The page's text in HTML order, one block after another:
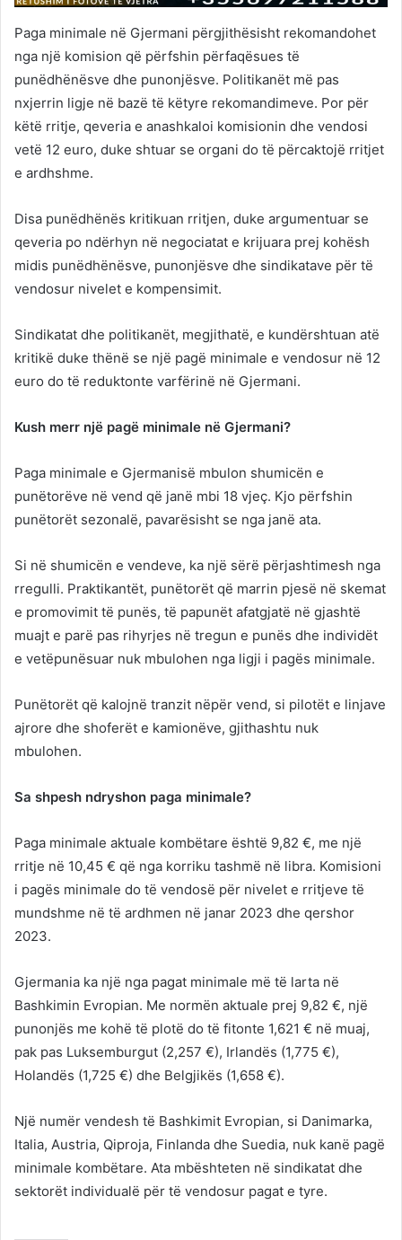
Paga minimale në Gjermani përgjithësisht rekomandohet
nga një komision që përfshin përfaqësues të
punëdhënësve dhe punonjësve. Politikanët më pas
nxjerrin ligje në bazë të këtyre rekomandimeve. Por për
këtë rritje, qeveria e anashkaloi komisionin dhe vendosi
vetë 12 euro, duke shtuar se organi do të përcaktojë rritjet
e ardhshme.
Disa punëdhënës kritikuan rritjen, duke argumentuar se
qeveria po ndërhyn në negociatat e krijuara prej kohësh
midis punëdhënësve, punonjësve dhe sindikatave për të
vendosur nivelet e kompensimit.
Sindikatat dhe politikanët, megjithatë, e kundërshtuan atë
kritikë duke thënë se një pagë minimale e vendosur në 12
euro do të reduktonte varfërinë në Gjermani.
Kush merr një pagë minimale në Gjermani?
Paga minimale e Gjermanisë mbulon shumicën e
punëtorëve në vend që janë mbi 18 vjeç. Kjo përfshin
punëtorët sezonalë, pavarësisht se nga janë ata.
Si në shumicën e vendeve, ka një sërë përjashtimesh nga
rregulli. Praktikantët, punëtorët që marrin pjesë në skemat
e promovimit të punës, të papunët afatgjatë në gjashtë
muajt e parë pas rihyrjes në tregun e punës dhe individët
e vetëpunësuar nuk mbulohen nga ligji i pagës minimale.
Punëtorët që kalojnë tranzit nëpër vend, si pilotët e linjave
ajrore dhe shoferët e kamionëve, gjithashtu nuk
mbulohen.
Sa shpesh ndryshon paga minimale?
Paga minimale aktuale kombëtare është 9,82 €, me një
rritje në 10,45 € që nga korriku tashmë në libra. Komisioni
i pagës minimale do të vendosë për nivelet e rritjeve të
mundshme në të ardhmen në janar 2023 dhe qershor
2023.
Gjermania ka një nga pagat minimale më të larta në
Bashkimin Evropian. Me normën aktuale prej 9,82 €, një
punonjës me kohë të plotë do të fitonte 1,621 € në muaj,
pak pas Luksemburgut (2,257 €), Irlandës (1,775 €),
Holandës (1,725 ​​€) dhe Belgjikës (1,658 €).
Një numër vendesh të Bashkimit Evropian, si Danimarka,
Italia, Austria, Qiproja, Finlanda dhe Suedia, nuk kanë pagë
minimale kombëtare. Ata mbështeten në sindikatat dhe
sektorët individualë për të vendosur pagat e tyre.